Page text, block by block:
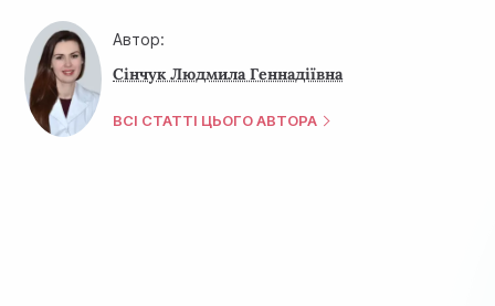
Автор:
Сінчук Людмила Геннадіївна
ВСІ СТАТТІ ЦЬОГО АВТОРА